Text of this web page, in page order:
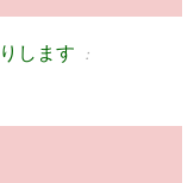
します ：